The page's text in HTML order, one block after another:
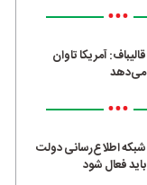
•••
قالیباف: آمریکا تاوان
می‌دهد
•••
شبکه اطلاع‌رسانی دولت
باید فعال شود